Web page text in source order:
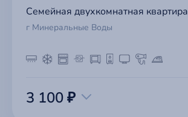
Семейная двухкомнатная квартира
г Минеральные Воды
3 100 ₽